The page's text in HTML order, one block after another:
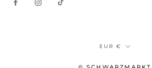
Währung
EUR €